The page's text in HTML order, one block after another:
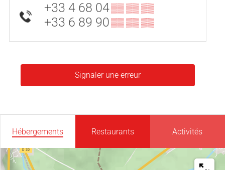
+33 4 68 04▒▒ ▒▒ ▒▒
+33 6 89 90▒▒ ▒▒ ▒▒
Signaler une erreur
Hébergements Restaurants Activités